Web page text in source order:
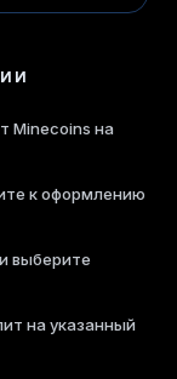
Minecoins на
к оформлению
выберите
на указанный